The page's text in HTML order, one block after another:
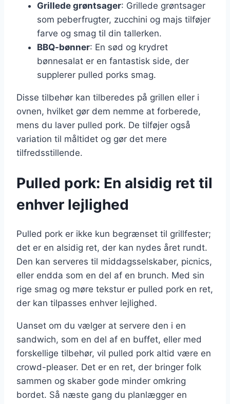
Grillede grøntsager: Grillede grøntsager
som peberfrugter, zucchini og majs tilføjer
farve og smag til din tallerken.
BBQ-bønner: En sød og krydret
bønnesalat er en fantastisk side, der
supplerer pulled porks smag.
Disse tilbehør kan tilberedes på grillen eller i
ovnen, hvilket gør dem nemme at forberede,
mens du laver pulled pork. De tilføjer også
variation til måltidet og gør det mere
tilfredsstillende.
Pulled pork: En alsidig ret til
enhver lejlighed
Pulled pork er ikke kun begrænset til grillfester;
det er en alsidig ret, der kan nydes året rundt.
Den kan serveres til middagsselskaber, picnics,
eller endda som en del af en brunch. Med sin
rige smag og møre tekstur er pulled pork en ret,
der kan tilpasses enhver lejlighed.
Uanset om du vælger at servere den i en
sandwich, som en del af en buffet, eller med
forskellige tilbehør, vil pulled pork altid være en
crowd-pleaser. Det er en ret, der bringer folk
sammen og skaber gode minder omkring
bordet. Så næste gang du planlægger en